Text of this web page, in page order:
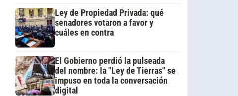
Ley de Propiedad Privada: qué
senadores votaron a favor y
cuáles en contra
El Gobierno perdió la pulseada
del nombre: la "Ley de Tierras" se
impuso en toda la conversación
digital